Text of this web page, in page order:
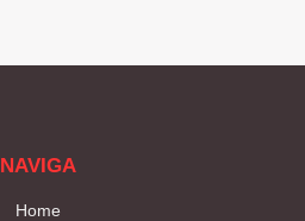
NAVIGA
Home